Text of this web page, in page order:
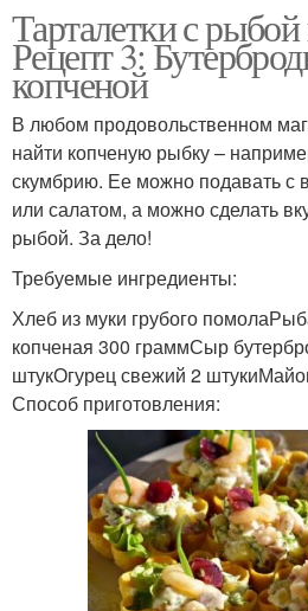
Тарталетки с
Рецепт 3:
копченой
В любом продовольственном
найти копченую рыбку –
скумбрию. Ее можно подавать с
или салатом, а можно сделать
рыбой. За дело!
Требуемые ингредиенты:
Хлеб из муки грубого
копченая 300 граммСыр
штукОгурец свежий 2
Способ приготовления: